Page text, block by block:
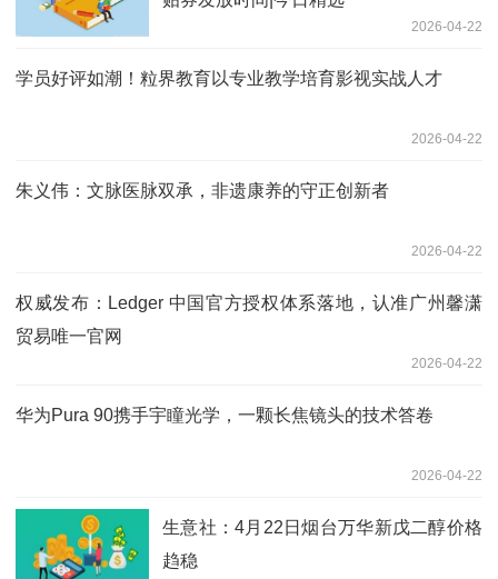
2026-04-22
学员好评如潮！粒界教育以专业教学培育影视实战人才
2026-04-22
朱义伟：文脉医脉双承，非遗康养的守正创新者
2026-04-22
权威发布：Ledger 中国官方授权体系落地，认准广州馨潇
贸易唯一官网
2026-04-22
华为Pura 90携手宇瞳光学，一颗长焦镜头的技术答卷
2026-04-22
生意社：4月22日烟台万华新戊二醇价格
趋稳